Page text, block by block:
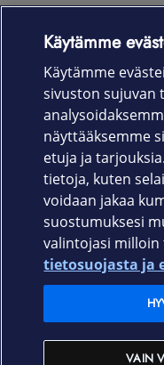
Laitteet & liittymät
Palvelut
Ajankohtaista
Elisa Oyj
Käytämme
Käytämme
sivuston sujuvan
näyttääksemme
etuja ja
tietoja, kuten
voidaan jakaa
suostumuksesi
valintojasi milloin
tietosuojasta ja
VAIN